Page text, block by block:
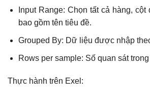
Input Range: Chọn tất cả hàng,
bao gồm tên tiêu đề.
Grouped By: Dữ liệu được nhập
Rows per sample: Số quan sát trong
Thực hành trên Exel: